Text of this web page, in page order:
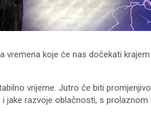
vremena koje će nas dočekati
vrijeme. Jutro će biti
jake razvoje oblačnosti, s